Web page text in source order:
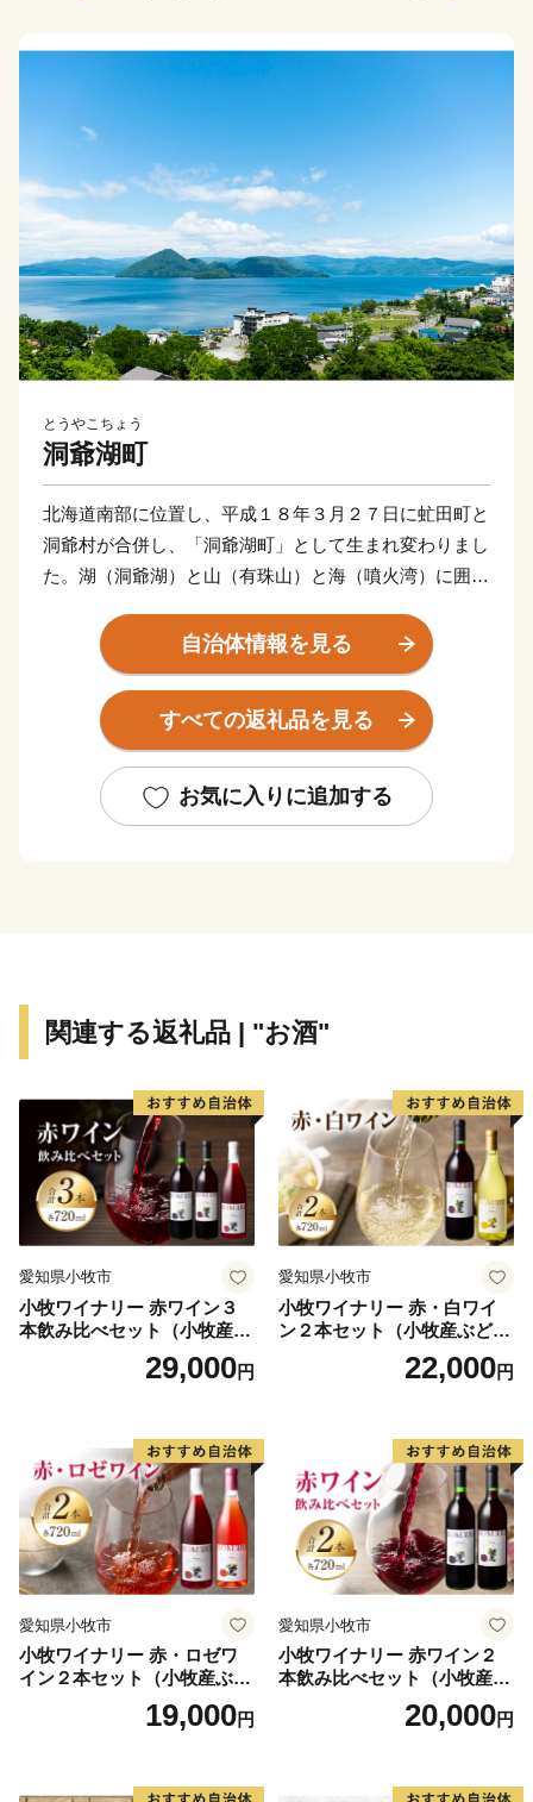
とうやこちょう
洞爺湖町
北海道南部に位置し、平成１８年３月２７日に虻田町と
洞爺村が合併し、「洞爺湖町」として生まれ変わりまし
た。湖（洞爺湖）と山（有珠山）と海（噴火湾）に囲ま
よく観光景観に恵まれていることから北海道有数の観光
地となっています。
★ABCテレビのニュース情報番組「news おかえり」
れました！
👉北海道洞爺湖町の「白いおしるこセット」
自治体情報を見る
すべての返礼品を見る
お気に入りに追加する
関連する返礼品 | "お酒"
愛知県小牧市
小牧ワイナリー 赤ワイン３
本飲み比べセット（小牧産ぶ
どう100％使用）29,000円
愛知県小牧市
小牧ワイナリー 赤・白ワイ
ン２本セット（小牧産ぶどう
22,000円
愛知県小牧市
小牧ワイナリー 赤・ロゼワ
イン２本セット（小牧産ぶど
19,000円
愛知県小牧市
小牧ワイナリー 赤ワイン２
本飲み比べセット（小牧産ぶ
どう100％使用）20,000円